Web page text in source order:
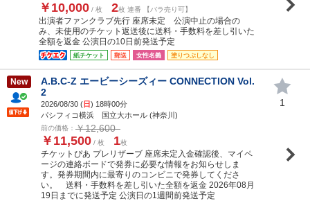
￥10,000 / 枚 2枚 連番 【バラ売り可】
出演者ファンクラブ先行 座席未定 公演中止の場合の
み、未使用のチケット返送後に送料・手数料を差し引いた
全額を返金 公演日の10日前発送予定
紙チケット 郵送 女性名義 塗りつぶしなし
New
A.B.C-Z エービーシーズィー CONNECTION Vol.
2
2026/08/30 (日) 18時00分
パシフィコ横浜 国立大ホール (神奈川)
前の価格： ￥12,600
￥11,500 / 枚 1枚
チケットぴあ プレリザーブ 座席未定入金確認後、マイペ
ージの連絡ボードで発券に必要な情報をお知らせしま
す。発券期間内に最寄りのコンビニで発券してくださ
い。 送料・手数料を差し引いた全額を返金 2026年08月
19日までに発送予定 公演日の1週間前発送予定
1